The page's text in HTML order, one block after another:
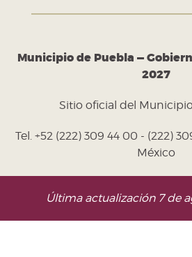
Municipio de Puebla —
2027
Sitio oficial del
Tel. +52 (222) 309 44 00 - (222)
México
Última actualización 7 de